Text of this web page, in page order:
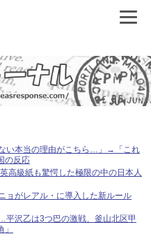
い本当の理由がこちら…」→「これ
の反応
高級紙も驚愕した極限の中の日本人
ョがレアル・に導入した新ルール
沢乙は3つ巴の激戦、釜山北区甲